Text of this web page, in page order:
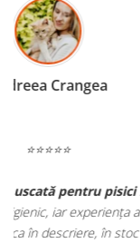
Apreciez foarte mult
doar hrană,
antiparazitare,